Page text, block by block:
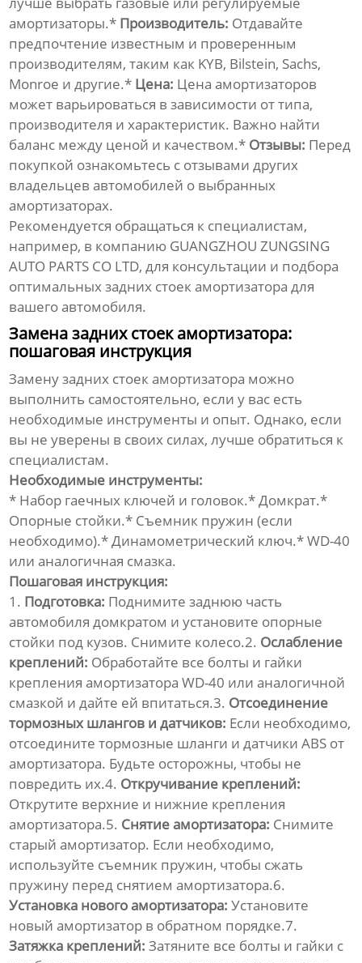
амортизаторы.* Производитель: Отдавайте
предпочтение известным и проверенным
производителям, таким как KYB, Bilstein, Sachs,
Monroe и другие.* Цена: Цена амортизаторов
может варьироваться в зависимости от типа,
производителя и характеристик. Важно найти
баланс между ценой и качеством.* Отзывы: Перед
покупкой ознакомьтесь с отзывами других
владельцев автомобилей о выбранных
амортизаторах.
Рекомендуется обращаться к специалистам,
например, в компанию GUANGZHOU ZUNGSING
AUTO PARTS CO LTD, для консультации и подбора
оптимальныхзадних стоек амортизатора для
вашего автомобиля.
Замена задних стоек амортизатора:
пошаговая инструкция
Заменузадних стоек амортизатора можно
выполнить самостоятельно, если у вас есть
необходимые инструменты и опыт. Однако, если
вы не уверены в своих силах, лучше обратиться к
специалистам.
Необходимые инструменты:
* Набор гаечных ключей и головок.* Домкрат.*
Опорные стойки.* Съемник пружин (если
необходимо).* Динамометрический ключ.* WD-40
или аналогичная смазка.
Пошаговая инструкция:
1. Подготовка: Поднимите заднюю часть
автомобиля домкратом и установите опорные
стойки под кузов. Снимите колесо.2. Ослабление
креплений: Обработайте все болты и гайки
крепления амортизатора WD-40 или аналогичной
смазкой и дайте ей впитаться.3. Отсоединение
тормозных шлангов и датчиков: Если необходимо,
отсоедините тормозные шланги и датчики ABS от
амортизатора. Будьте осторожны, чтобы не
повредить их.4. Откручивание креплений:
Открутите верхние и нижние крепления
амортизатора.5. Снятие амортизатора: Снимите
старый амортизатор. Если необходимо,
используйте съемник пружин, чтобы сжать
пружину перед снятием амортизатора.6.
Установка нового амортизатора: Установите
новый амортизатор в обратном порядке.7.
Затяжка креплений: Затяните все болты и гайки с